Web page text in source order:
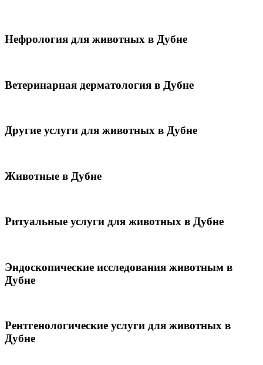
Нефрология для животных в Дубне
Ветеринарная дерматология в Дубне
Другие услуги для животных в Дубне
Животные в Дубне
Ритуальные услуги для животных в Дубне
Эндоскопические исследования животным в
Дубне
Рентгенологические услуги для животных в
Дубне